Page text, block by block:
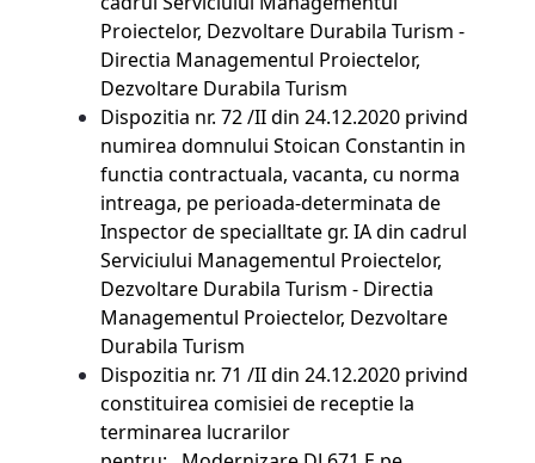
Proiectelor, Dezvoltare Durabila Turism -
Directia Managementul Proiectelor,
Dezvoltare Durabila Turism
Dispozitia nr. 72 /II din 24.12.2020 privind
numirea domnului Stoican Constantin in
functia contractuala, vacanta, cu norma
intreaga, pe perioada-determinata de
Inspector de specialltate gr. IA din cadrul
Serviciului Managementul Proiectelor,
Dezvoltare Durabila Turism - Directia
Managementul Proiectelor, Dezvoltare
Durabila Turism
Dispozitia nr. 71 /II din 24.12.2020 privind
constituirea comisiei de receptie la
terminarea lucrarilor